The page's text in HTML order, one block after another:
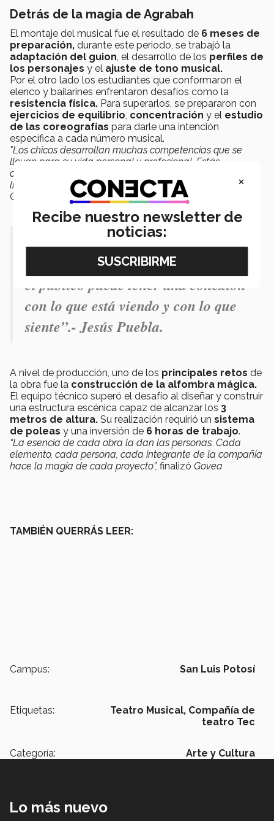
Detrás de la magia de Agrabah
El montaje del musical fue el resultado de 6 meses de
preparación, durante este periodo, se trabajó la
adaptación del guion , el desarrollo de los perfiles de
los personajes y el ajuste de tono musical.
Por el otro lado los estudiantes que conformaron el
elenco y bailarines enfrentaron desafíos como la
resistencia física. Para superarlos, se prepararon con
ejercicios de equilibrio concentración y el estudio
de las coreografías para darle una intención
específica a cada número musical.
"Los chicos desarrollan muchas competencias que se
llevan para su vida personal y profesional. Estás
cantando, actuando y al mismo tiempo ya estás siendo
líder de tu equipo o generando esa interacción”,
comentó
Govea.
“La obra es muy dinámica con el
público y la música es muy enérgica,
el público puede tener una conexión
con lo que está viendo y con lo que
siente”.- Jesús Puebla.
A nivel de producción, uno de los principales retos de
la obra fue la construcción de la alfombra mágica.
El equipo técnico superó el desafío al diseñar y construir
una estructura escénica capaz de alcanzar los 3
metros de altura. Su realización requirió un sistema
de poleas y una inversión de 6 horas de trabajo.
“La esencia de cada obra la dan las personas. Cada
elemento, cada persona, cada integrante de la compañía
hace la magia de cada proyecto”, finalizó Govea
TAMBIÉN QUERRÁS LEER:
Campus: San Luis Potosí
Etiquetas: Teatro Musical, Compañía de
teatro Tec
Categoría: Arte y Cultura
Lo más nuevo
×
Recibe nuestro newsletter de
noticias: